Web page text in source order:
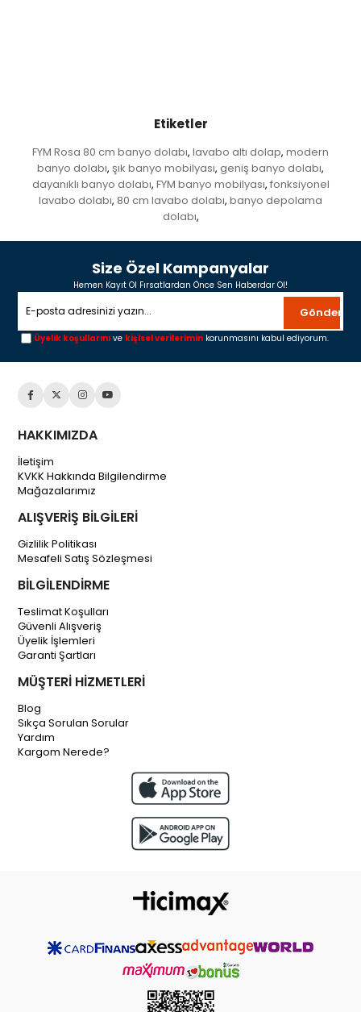
Etiketler
FYM Rosa 80 cm banyo dolabı, lavabo altı dolap, modern
banyo dolabı, şık banyo mobilyası, geniş banyo dolabı,
dayanıklı banyo dolabı, FYM banyo mobilyası, fonksiyonel
lavabo dolabı, 80 cm lavabo dolabı, banyo depolama
dolabı,
Size Özel Kampanyalar
Hemen Kayıt Ol Fırsatlardan Önce Sen Haberdar Ol!
Gönder
Üyelik koşullarını ve kişisel verilerimin korunmasını kabul ediyorum.
HAKKIMIZDA
İletişim
KVKK Hakkında Bilgilendirme
Mağazalarımız
ALIŞVERİŞ BİLGİLERİ
Gizlilik Politikası
Mesafeli Satış Sözleşmesi
BİLGİLENDİRME
Teslimat Koşulları
Güvenli Alışveriş
Üyelik İşlemleri
Garanti Şartları
MÜŞTERİ HİZMETLERİ
Blog
Sıkça Sorulan Sorular
Yardım
Kargom Nerede?